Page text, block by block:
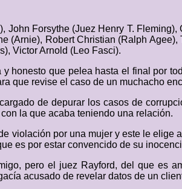
John Forsythe (Juez Henry T.
(Arnie), Robert Christian (Ralph
Victor Arnold (Leo Fasci).
honesto que pelea hasta el final por
que revise el caso de un muchacho
de depurar los casos de
la que acaba teniendo una relación.
violación por una mujer y este le
es por estar convencido de su
pero el juez Rayford, del que es
acusado de revelar datos de un